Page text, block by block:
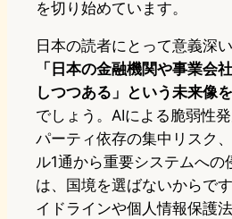
を切り始めています。
日本の読者にとって意義深い
「日本の金融機関や事業会
しつつある」という未来像
でしょう。AIによる脆弱性
パーティ依存の集中リスク
ル1通から重要システムへの
は、国境を選ばないからで
イドラインや個人情報保護